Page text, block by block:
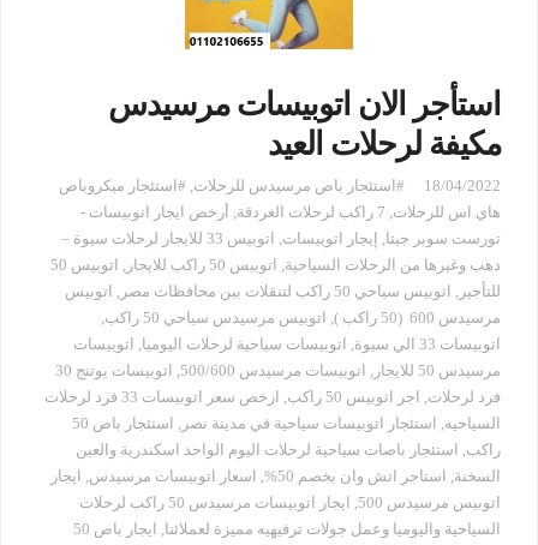
استأجر الان اتوبيسات مرسيدس
مكيفة لرحلات العيد
18/04/2022 #استئجار باص مرسيدس للرحلات, #استئجار ميكروباص
هاي اس للرحلات, 7 راكب لرحلات الغردقة , أرخص ايجار اتوبيسات -
تورست سوبر جيتا, إيجار اتوبيسات,
اتوبيس 33 للايجار لرحلات سيوة –
دهب وغيرها من الرحلات السياحية, اتوبيس 50 راكب للايجار ,
اتوبيس 50
للتأجير , اتوبيس سياحي 50 راكب لتنقلات بين محافظات مصر , اتوبيس
مرسيدس 600 (50 راكب )
, اتوبيس مرسيدس سياحي 50 راكب
,
اتوبيسات 33 الي سيوة
, اتوبيسات سياحية لرحلات اليوميا, اتوبيسات
مرسيدس 50 للايجار
, اتوبيسات مرسيدس 500/600 ,
اتوبيسات يوتنج 30
فرد لرحلات, اجر اتوبيس 50 راكب ,
ارخص سعر اتوبيسات 33 فرد لرحلات
السياحيه, استئجار اتوبيسات سياحية في مدينة نصر ,
استئجار باص 50
راكب, استئجار باصات سياحية لرحلات اليوم الواحد اسكندرية والعين
السخنة, استاجر اتش وان بخصم 50% , اسعار اتوبيسات مرسيدس, ايجار
اتوبيس مرسيدس 500
,
ايجار اتوبيسات مرسيدس 50 راكب لرحلات
السياحية واليوميا وعمل جولات ترفيهيه مميزة لعملائنا,
ايجار باص 50